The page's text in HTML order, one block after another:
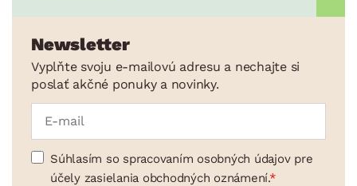
Príbory
Varešky a naberačky
Jedálenský servis
Poháre a poháriky
Príslušenstvo ku káve a čaju
Kuchynské nože
Newsletter
Vyplňte svoju e-mailovú adresu a nechajte si
poslať akčné ponuky a novinky.
Súhlasím so spracovaním osobných údajov pre
účely zasielania obchodných oznámení.